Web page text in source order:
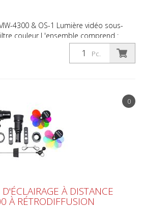
Pc.
4300 & OS-1 Lumière vidéo sous-
couleur L'ensemble comprend :
MW-4300 Backscatter OS-1 Snoot
0
À DISTANCE
À RÉTRODIFFUSION